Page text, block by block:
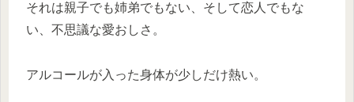
それは親子でも姉弟でもない、そして恋人でもな
い、不思議な愛おしさ。
アルコールが入った身体が少しだけ熱い。